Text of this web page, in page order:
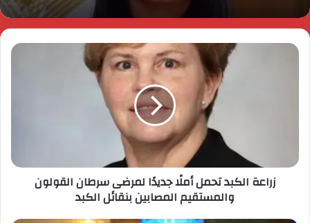
زراعة الكبد تحمل أملًا جديدًا لمرضى سرطان القولون
والمستقيم المصابين بنقائل الكبد